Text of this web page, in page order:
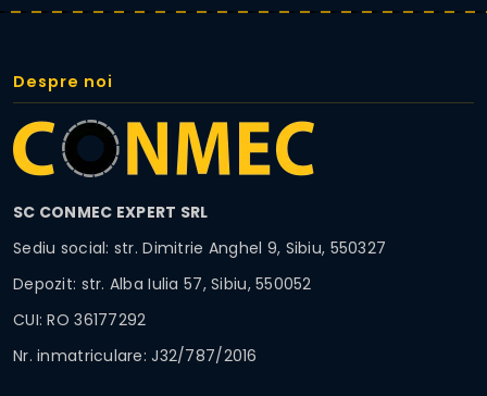
Despre noi
SC CONMEC EXPERT SRL
Sediu social: str. Dimitrie Anghel 9, Sibiu, 550327
Depozit: str. Alba Iulia 57, Sibiu, 550052
CUI: RO 36177292
Nr. inmatriculare: J32/787/2016